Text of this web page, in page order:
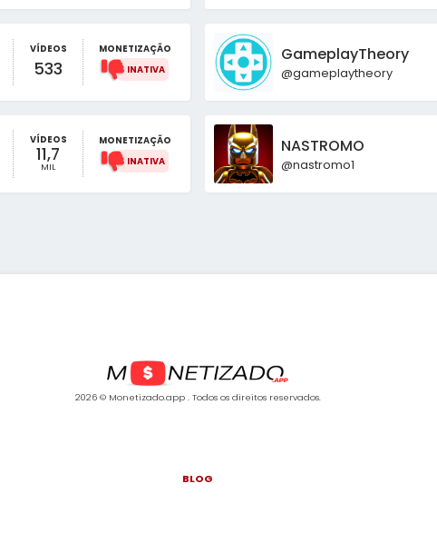
VÍDEOS
533
MONETIZAÇÃO GameplayTheory
@gameplaytheory
VÍDEOS
11,7
MIL
MONETIZAÇÃO NASTROMO
@nastromo1
2026 © Monetizado.app . Todos os direitos reservados.
BLOG